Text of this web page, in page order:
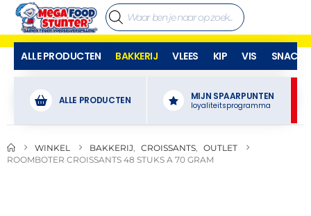
ALLE PRODUCTEN BAKKERIJ VLEES KIP VIS SNACKS
ALLE PRODUCTEN MIJN SPAARPUNTEN
loyaliteitsprogramma
WINKEL BAKKERIJ CROISSANTS
OUTLET
ROOMBOTER CROISSANTS 48 STUKS A 70 GRAM